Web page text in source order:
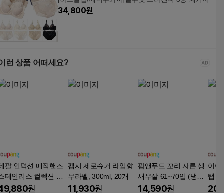
34,800원
런 상품 어떠세요?
팔 인덕션 매직핸즈
테인리스 컬렉션 트
이미 프라이팬세트 3
원
펩시 제로슈거 라임향
무라벨, 300ml, 20개
11,930원
팜앤푸드 꼬리 자른 생
새우살 61~70입 (냉
동), 900g, 1개
14,590원
이어
탭 3
혼합